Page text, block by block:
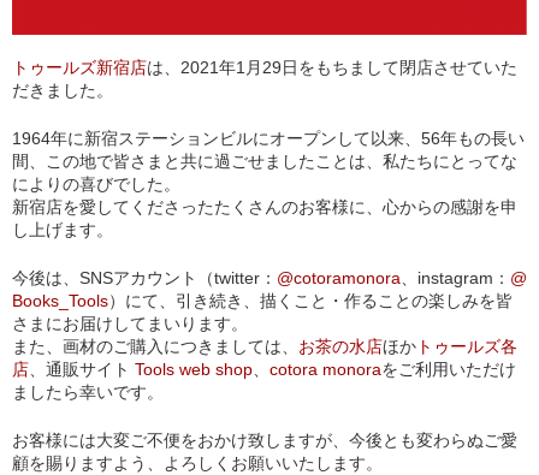
トゥールズ新宿店は、2021年1月29日をもちまして閉店させていた
だきました。
1964年に新宿ステーションビルにオープンして以来、56年もの長い
間、この地で皆さまと共に過ごせましたことは、私たちにとってな
によりの喜びでした。
新宿店を愛してくださったたくさんのお客様に、心からの感謝を申
し上げます。
今後は、SNSアカウント（twitter： @cotoramonora 、instagram： @
Books_Tools）にて、引き続き、描くこと・作ることの楽しみを皆
さまにお届けしてまいります。
また、画材のご購入につきましては、 お茶の水店ほか トゥールズ各
店 、通販サイト Tools web shop cotora monoraをご利用いただけ
ましたら幸いです。
お客様には大変ご不便をおかけ致しますが、今後とも変わらぬご愛
顧を賜りますよう、よろしくお願いいたします。